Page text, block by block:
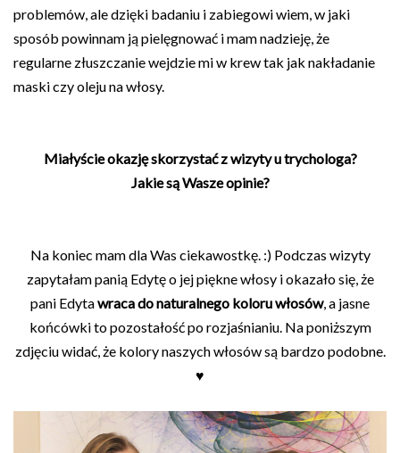
problemów, ale dzięki badaniu i zabiegowi wiem, w jaki
sposób powinnam ją pielęgnować i mam nadzieję, że
regularne złuszczanie wejdzie mi w krew tak jak nakładanie
maski czy oleju na włosy.
Miałyście okazję skorzystać z wizyty u trychologa?
Jakie są Wasze opinie?
Na koniec mam dla Was ciekawostkę. :) Podczas wizyty
zapytałam panią Edytę o jej piękne włosy i okazało się, że
pani Edytawraca do naturalnego koloru włosów, a jasne
końcówki to pozostałość po rozjaśnianiu. Na poniższym
zdjęciu widać, że kolory naszych włosów są bardzo podobne.
♥